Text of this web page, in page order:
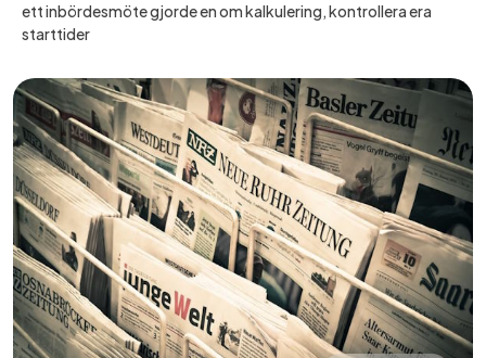
ett inbördesmöte gjorde en om kalkulering, kontrollera era
starttider